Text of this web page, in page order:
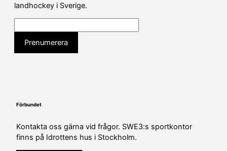
landhockey i Sverige.
Förbundet
Kontakta oss gärna vid frågor. SWE3:s sportkontor
finns på Idrottens hus i Stockholm.